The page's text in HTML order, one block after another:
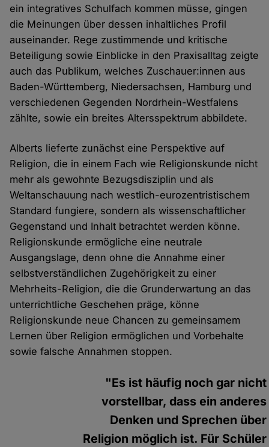
ein integratives Schulfach kommen müsse, gingen
die Meinungen über dessen inhaltliches Profil
auseinander. Rege zustimmende und kritische
Beteiligung sowie Einblicke in den Praxisalltag zeigte
auch das Publikum, welches Zuschauer:innen aus
Baden-Württemberg, Niedersachsen, Hamburg und
verschiedenen Gegenden Nordrhein-Westfalens
zählte, sowie ein breites Altersspektrum abbildete.
Alberts lieferte zunächst eine Perspektive auf
Religion, die in einem Fach wie Religionskunde nicht
mehr als gewohnte Bezugsdisziplin und als
Weltanschauung nach westlich-eurozentristischem
Standard fungiere, sondern als wissenschaftlicher
Gegenstand und Inhalt betrachtet werden könne.
Religionskunde ermögliche eine neutrale
Ausgangslage, denn ohne die Annahme einer
selbstverständlichen Zugehörigkeit zu einer
Mehrheits-Religion, die die Grunderwartung an das
unterrichtliche Geschehen präge, könne
Religionskunde neue Chancen zu gemeinsamem
Lernen über Religion ermöglichen und Vorbehalte
sowie falsche Annahmen stoppen.
"Es ist häufig noch gar nicht
vorstellbar, dass ein anderes
Denken und Sprechen über
Religion möglich ist. Für Schüler